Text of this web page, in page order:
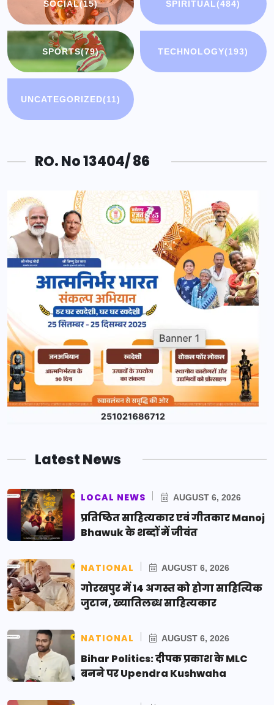
SOCIAL(15) SPIRITUAL(484)
SPORTS(79) TECHNOLOGY(193)
UNCATEGORIZED(11)
RO. No 13404/ 86
Latest News
LOCAL NEWS AUGUST 6, 2026
प्रतिष्ठित साहित्यकार एवं गीतकार Manoj
Bhawuk के शब्दों में जीवंत
NATIONAL AUGUST 6, 2026
गोरखपुर में 14 अगस्त को होगा साहित्यिक
जुटान, ख्यातिलब्ध साहित्यकार
NATIONAL AUGUST 6, 2026
Bihar Politics: दीपक प्रकाश के MLC
बनने पर Upendra Kushwaha